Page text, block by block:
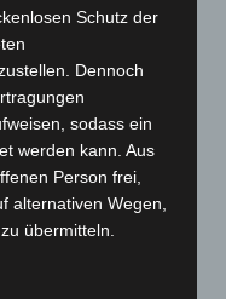
Begegnung“ in
eingedämmt
21 neue
beim Roten
Zeugen
Schutz der
Dennoch
sodass ein
werden kann. Aus
Person frei,
alternativen Wegen,
übermitteln.